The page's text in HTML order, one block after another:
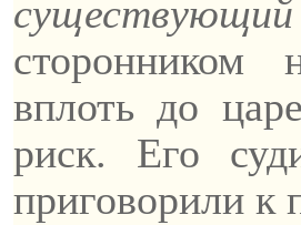
существующий
сторонником
вплоть до
риск. Его
приговорили к